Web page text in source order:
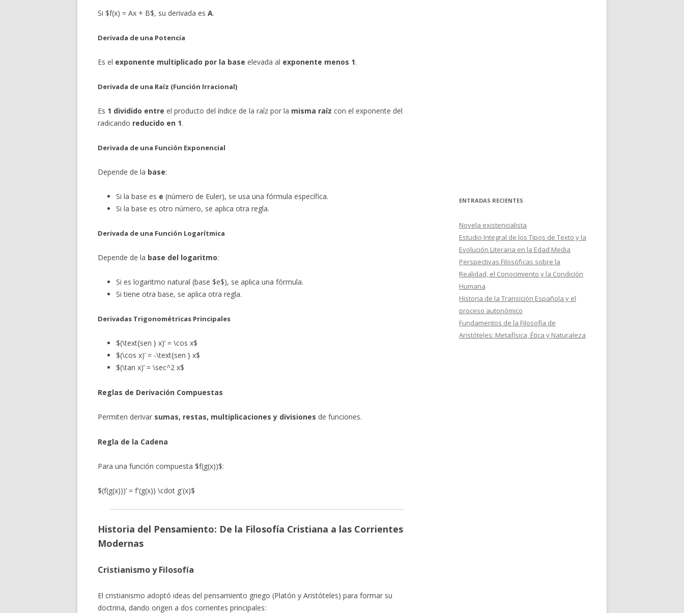
Si $f(x) = Ax + B$, su derivada es A.
Derivada de una Potencia
Es el exponente multiplicado por la base elevada al exponente menos 1.
Derivada de una Raíz (Función Irracional)
Es 1 dividido entre el producto del índice de la raíz por la misma raíz con el exponente del
radicando reducido en 1.
Derivada de una Función Exponencial
Depende de la base:
Si la base es e (número de Euler), se usa una fórmula específica.
Si la base es otro número, se aplica otra regla.
Derivada de una Función Logarítmica
Depende de la base del logaritmo:
Si es logaritmo natural (base $e$), se aplica una fórmula.
Si tiene otra base, se aplica otra regla.
Derivadas Trigonométricas Principales
$(\text{sen } x)’ = \cos x$
$(\cos x)’ = -\text{sen } x$
$(\tan x)’ = \sec^2 x$
Reglas de Derivación Compuestas
Permiten derivar sumas, restas, multiplicaciones y divisiones de funciones.
Regla de la Cadena
Para una función compuesta $f(g(x))$:
$(f(g(x)))’ = f'(g(x)) \cdot g'(x)$
Historia del Pensamiento: De la Filosofía Cristiana a las Corrientes
Modernas
Cristianismo y Filosofía
El cristianismo adoptó ideas del pensamiento griego (Platón y Aristóteles) para formar su
doctrina, dando origen a dos corrientes principales:
ENTRADAS RECIENTES
Novela existencialista
Estudio Integral de los Tipos de Texto y la
Evolución Literaria en la Edad Media
Perspectivas Filosóficas sobre la
Realidad, el Conocimiento y la Condición
Humana
Historia de la Transición Española y el
proceso autonómico
Fundamentos de la Filosofía de
Aristóteles: Metafísica, Ética y Naturaleza